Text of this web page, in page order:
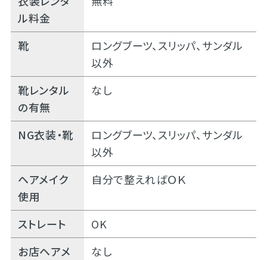
ル料金
靴
ロングブーツ、スリッパ、サンダル
以外
靴レンタル
の有無
なし
NG衣装・靴
ロングブーツ、スリッパ、サンダル
以外
ヘアメイク
使用
自分で整えればＯＫ
ストレート
OK
お店ヘアメ
なし